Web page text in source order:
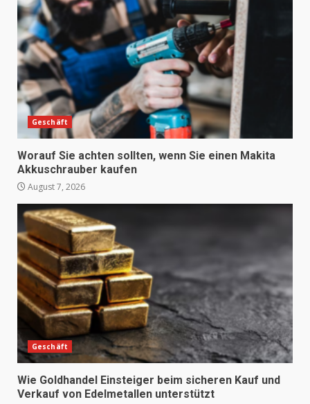
Geschäft
Worauf Sie achten sollten, wenn Sie einen Makita
Akkuschrauber kaufen
August 7, 2026
Geschäft
Wie Goldhandel Einsteiger beim sicheren Kauf und
Verkauf von Edelmetallen unterstützt